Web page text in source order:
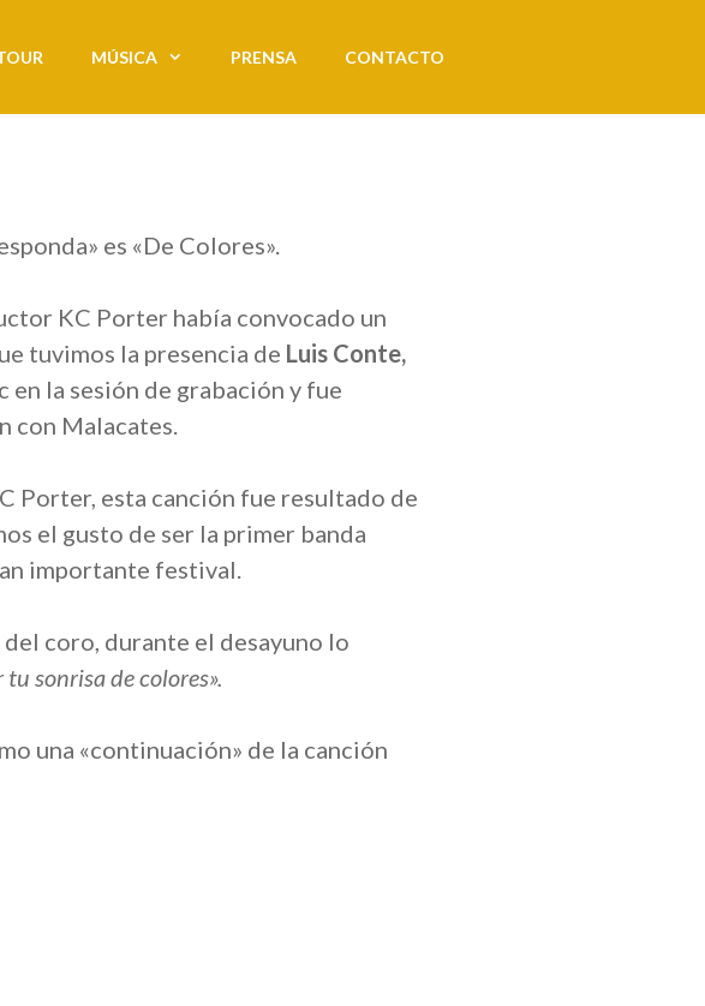
MÚSICA PRENSA CONTACTO
es «De Colores».
KC Porter había convocado un
tuvimos la presencia de Luis Conte,
en la sesión de grabación y fue
con Malacates.
Porter, esta canción fue resultado de
el gusto de ser la primer banda
importante festival.
coro, durante el desayuno lo
tu sonrisa de colores».
una «continuación» de la canción